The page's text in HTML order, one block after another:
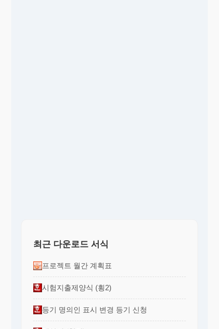
최근 다운로드 서식
프로젝트 월간 계획표
시험지출제양식 (횡2)
등기 명의인 표시 변경 등기 신청